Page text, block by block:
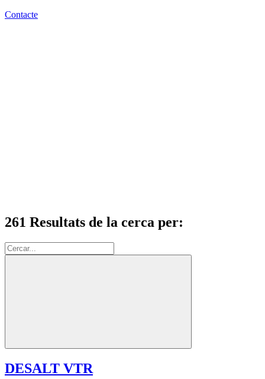
Contacte
261 Resultats de la cerca per:
Cerca:
DESALT VTR